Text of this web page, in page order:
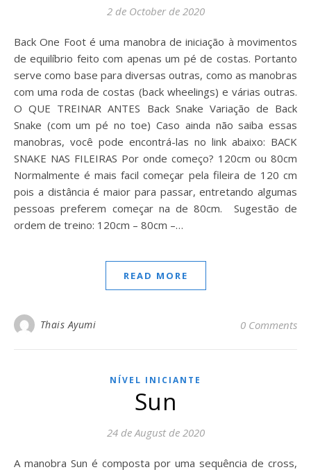
2 de October de 2020
Back One Foot é uma manobra de iniciação à movimentos
de equilíbrio feito com apenas um pé de costas. Portanto
serve como base para diversas outras, como as manobras
com uma roda de costas (back wheelings) e várias outras.
O QUE TREINAR ANTES Back Snake Variação de Back
Snake (com um pé no toe) Caso ainda não saiba essas
manobras, você pode encontrá-las no link abaixo: BACK
SNAKE NAS FILEIRAS Por onde começo? 120cm ou 80cm
Normalmente é mais facil começar pela fileira de 120 cm
pois a distância é maior para passar, entretando algumas
pessoas preferem começar na de 80cm. Sugestão de
ordem de treino: 120cm – 80cm –…
READ MORE
Thais Ayumi 0 Comments
NÍVEL INICIANTE
Sun
24 de August de 2020
A manobra Sun é composta por uma sequência de cross,